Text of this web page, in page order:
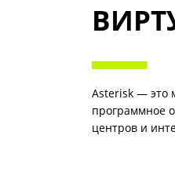
Asterisk — это
программное
центров и